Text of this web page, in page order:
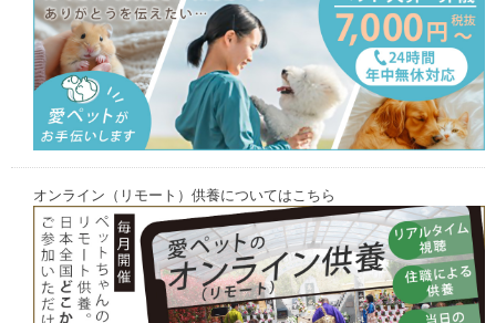
オンライン（リモート）供養についてはこちら